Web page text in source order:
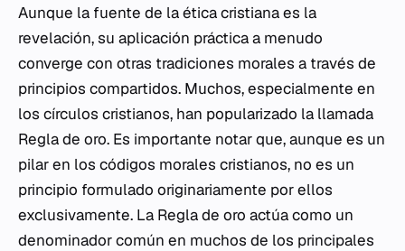
Aunque la fuente de la ética cristiana es la
revelación, su aplicación práctica a menudo
converge con otras tradiciones morales a través de
principios compartidos. Muchos, especialmente en
los círculos cristianos, han popularizado la llamada
Regla de oro. Es importante notar que, aunque es un
pilar en los códigos morales cristianos, no es un
principio formulado originariamente por ellos
exclusivamente. La Regla de oro actúa como un
denominador común en muchos de los principales